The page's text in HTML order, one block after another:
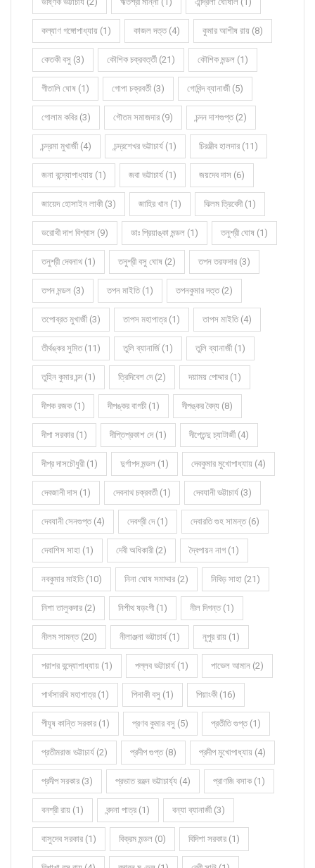
কল্যাণ গঙ্গোপাধ্যায় (1) কাজল দত্ত (4) কুমার আশীষ রায় (8)
কেতকী বসু (3) কৌশিক চক্রবর্ত্তী (21) কৌশিক মন্ডল (1)
গীতালি ঘোষ (1) গোপা চক্রবর্তী (3) গোবিন্দ ব্যানার্জী (5)
গোলাম কবির (3) গৌতম সমাজদার (9) চন্দন দাশগুপ্ত (2)
চন্দ্রমা মুখার্জী (4) চন্দ্রশেখর ভট্টাচার্য (1) চিরঞ্জীব হালদার (11)
জনা বন্দ্যোপাধ্যায় (1) জবা ভট্টাচার্য (1) জয়দেব দাস (6)
জায়েদ হোসাইন লাকী (3) জাহির খান (1) ঝিলম ত্রিবেদী (1)
ডরোথী দাশ বিশ্বাস (9) ডাঃ প্রিয়াঙ্কা মন্ডল (1) তনুশ্রী ঘোষ (1)
তনুশ্রী দেবনাথ (1) তনুশ্রী বসু ঘোষ (2) তপন তরফদার (3)
তপন মন্ডল (3) তপন মাইতি (1) তপনকুমার দত্ত (2)
তপোব্রত মুখার্জী (3) তাপস মহাপাত্র (1) তাপস মাইতি (4)
তীর্থঙ্কর সুমিত (11) তুলি ব্যানার্জি (1) তুলি ব্যানার্জী (1)
তুহিন কুমার চন্দ (1) ত্রিদিবেশ দে (2) দয়াময় পোদ্দার (1)
দীপক রজক (1) দীপঙ্কর বাগচী (1) দীপঙ্কর বৈদ্য (8)
দীপা সরকার (1) দীপ্তিপ্রকাশ দে (1) দীপ্তেন্দু চ্যাটার্জী (4)
দীপ্র দাসচৌধুরী (1) দুর্গাপদ মন্ডল (1) দেবকুমার মুখোপাধ্যায় (4)
দেবজানী দাস (1) দেবনাথ চক্রবর্তী (1) দেবযানী ভট্টাচার্য (3)
দেবযানী সেনগুপ্ত (4) দেবশ্রী দে (1) দেবারতি গুহ সামন্ত (6)
দেবাশিস সাহা (1) দেবী অধিকারী (2) দ্বৈপায়ন নাগ (1)
নবকুমার মাইতি (10) নিনা ঘোষ সমাদ্দার (2) নিবিড় সাহা (21)
নিশা তালুকদার (2) নিশীথ ষড়ংগী (1) নীল দিগন্ত (1)
নীলম সামন্ত (20) নীলাঞ্জনা ভট্টাচার্য (1) নূপুর রায় (1)
পরাশর বন্দ্যোপাধ্যায় (1) পল্লব ভট্টাচার্য (1) পাভেল আমান (2)
পার্থসারথি মহাপাত্র (1) পিনাকী বসু (1) পিয়াংকী (16)
পীযূষ কান্তি সরকার (1) প্রণব কুমার বসু (5) প্রতীতি গুপ্ত (1)
প্রতীমরাজ ভট্টাচার্য (2) প্রদীপ গুপ্ত (8) প্রদীপ মুখোপাধ্যায় (4)
প্রদীপ সরকার (3) প্রভাত রঞ্জন ভট্টাচার্য্য (4) প্রাণজি বসাক (1)
বনশ্রী রায় (1) বন্দনা পাত্র (1) বন্যা ব্যানার্জী (3)
বাসুদেব সরকার (1) বিক্রম মন্ডল (0) বিদিশা সরকার (1)